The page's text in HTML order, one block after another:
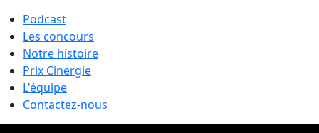
Podcast
Les concours
Notre histoire
Prix Cinergie
L'équipe
Contactez-nous